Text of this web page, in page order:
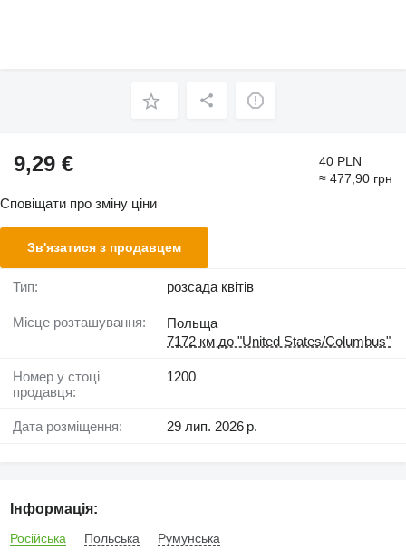
9,29 €
40 PLN
≈ 477,90 грн
Сповіщати про зміну ціни
Зв'язатися з продавцем
Тип: розсада квітів
Місце розташування:
Польща
7172 км до "United States/Columbus"
Номер у стоці
продавця:
1200
Дата розміщення: 29 лип. 2026 р.
Інформація:
Російська Польська Румунська